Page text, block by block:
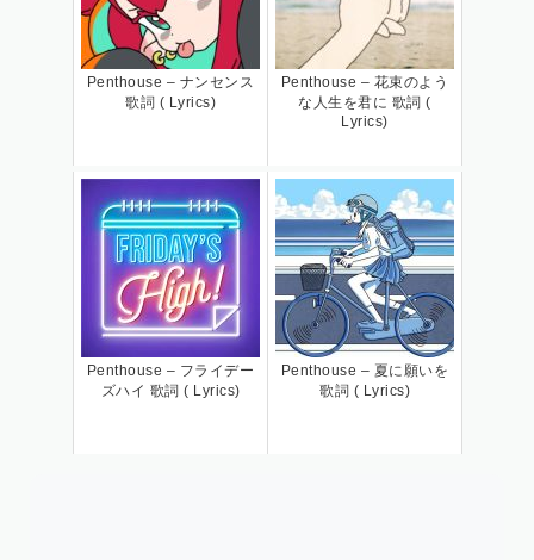
Penthouse – ナンセンス
歌詞 ( Lyrics)
Penthouse – 花束のよう
な人生を君に 歌詞 (
Lyrics)
Penthouse – フライデー
ズハイ 歌詞 ( Lyrics)
Penthouse – 夏に願いを
歌詞 ( Lyrics)